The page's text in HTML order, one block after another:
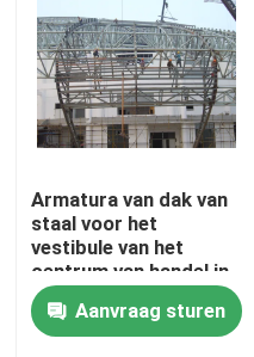
Producten
Ongeveer ons
Armatura van dak van
staal voor het
vestibule van het
centrum van handel in
grondstoffen
Soluciones de diseño
elegantes y
Aanvraag sturen